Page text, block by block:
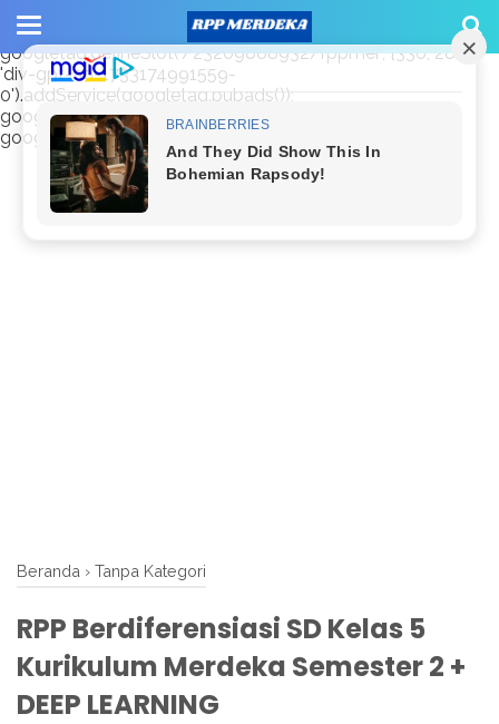
window.googletag = window.googletag || {cmd: []};
googletag.cmd.push(function() {
googletag.defineSlot('/23209888932/rppmer', [336, 280],
'div-gpt-ad-1733174991559-
0').addService(googletag.pubads());
googletag.pubads().enableSingleRequest();
googletag.enableServices(); });
Beranda › Tanpa Kategori
RPP Berdiferensiasi SD Kelas 5
Kurikulum Merdeka Semester 2 +
DEEP LEARNING